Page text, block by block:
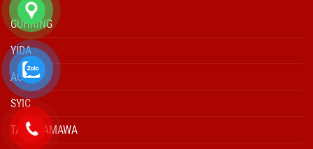
GUHRING
YIDA
ACCUD
SYIC
TARO YAMAWA